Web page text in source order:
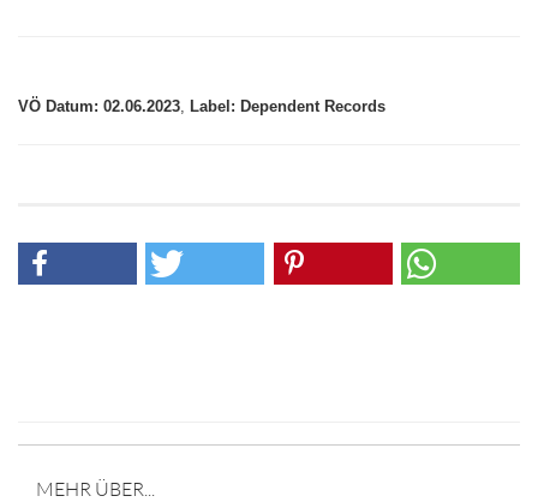
VÖ Datum: 02.06.2023, Label: Dependent Records
MEHR ÜBER...